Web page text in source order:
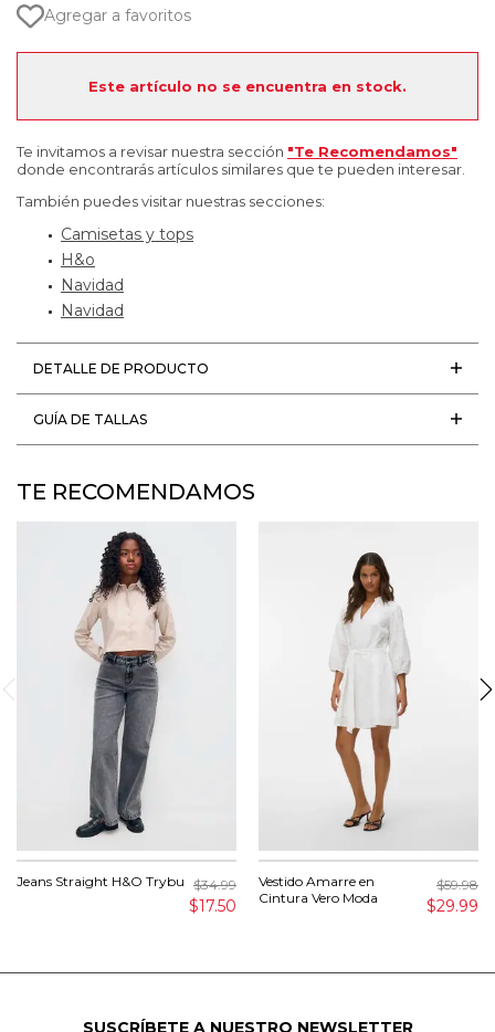
Agregar a favoritos
Este artículo no se encuentra en stock.
Te invitamos a revisar nuestra sección "Te Recomendamos"
donde encontrarás artículos similares que te pueden interesar.
También puedes visitar nuestras secciones:
Camisetas y tops
H&o
Navidad
Navidad
DETALLE DE PRODUCTO
GUÍA DE TALLAS
TE RECOMENDAMOS
Jeans Straight H&O Trybu $34.99
$17.50
Vestido Amarre en
Cintura Vero Moda
$59.98
$29.99
SUSCRÍBETE A NUESTRO NEWSLETTER